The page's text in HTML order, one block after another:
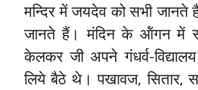
मन्दिर में जयदेव को सभी जानते
जानते हैं। मंदिन के ऑंगन में
केलकर जी अपने गंधर्व-
लिये बैठे थे। पखावज, सितार,